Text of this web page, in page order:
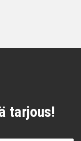
tarjous!